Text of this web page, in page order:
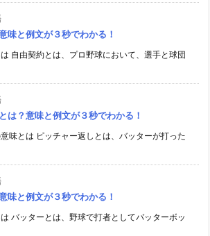
味と例文が３秒でわかる！
は 自由契約とは、プロ野球において、選手と球団
は？意味と例文が３秒でわかる！
意味とは ピッチャー返しとは、バッターが打った
味と例文が３秒でわかる！
は バッターとは、野球で打者としてバッターボッ